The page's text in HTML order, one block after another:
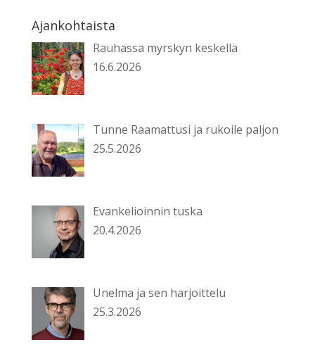
Ajankohtaista
Rauhassa myrskyn keskellä
16.6.2026
Tunne Raamattusi ja rukoile paljon
25.5.2026
Evankelioinnin tuska
20.4.2026
Unelma ja sen harjoittelu
25.3.2026